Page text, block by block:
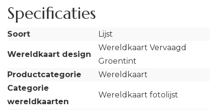
Specificaties
Soort Lijst
Wereldkaart design
Wereldkaart Vervaagd
Groentint
Productcategorie
Wereldkaart
Categorie
wereldkaarten
Wereldkaart fotolijst